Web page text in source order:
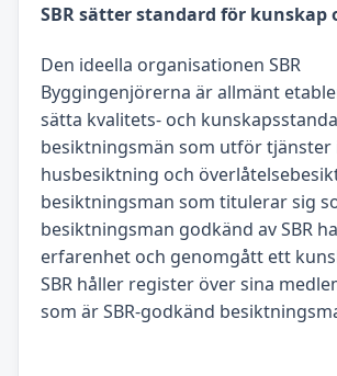
SBR sätter standard för kunskap
Den ideella organisationen SBR
Byggingenjörerna är allmänt
sätta kvalitets- och
besiktningsmän som utför tjänster
husbesiktning och
besiktningsman som titulerar sig
besiktningsman godkänd av SBR
erfarenhet och genomgått ett
SBR håller register över sina
som är SBR-godkänd